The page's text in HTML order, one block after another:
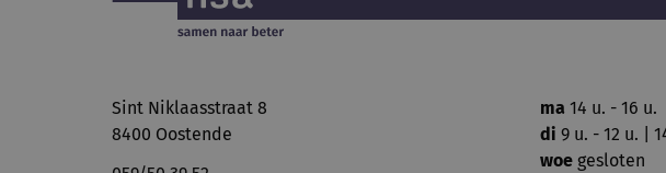
Sint Niklaasstraat 8
8400 Oostende
ma 14 u. - 16 u.
di 9 u. - 12 u. |
woe gesloten